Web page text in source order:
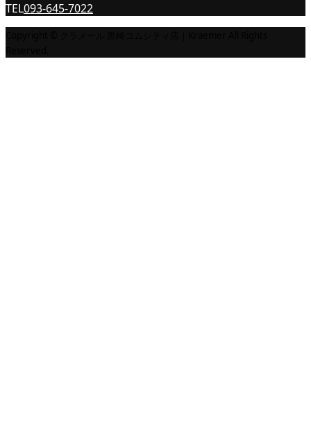
TEL093-645-7022